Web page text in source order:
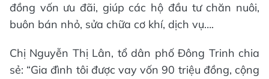
đồng vốn ưu đãi, giúp các hộ đầu tư chăn nuôi,
buôn bán nhỏ, sửa chữa cơ khí, dịch vụ….
Chị Nguyễn Thị Lân, tổ dân phố Đông Trinh chia
sẻ: “Gia đình tôi được vay vốn 90 triệu đồng, cộng